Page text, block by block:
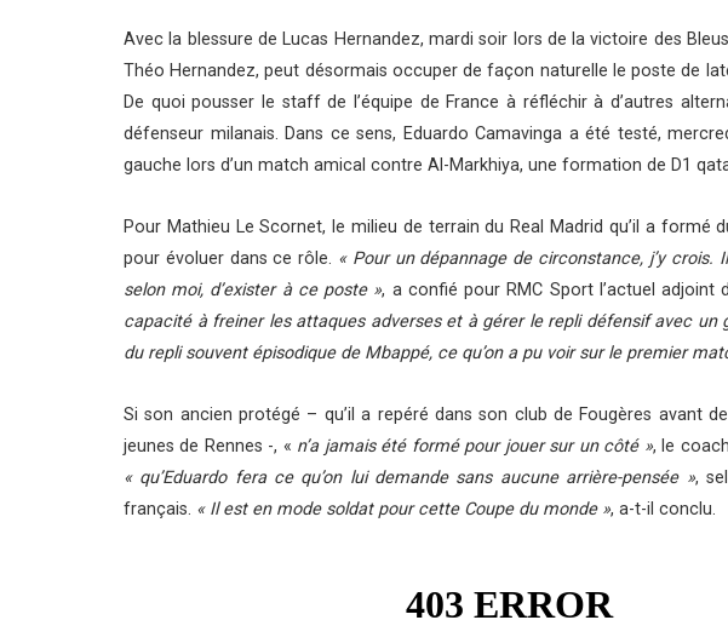
Avec la blessure de Lucas Hernandez, mardi soir lors de la victoire des
Théo Hernandez, peut désormais occuper de façon naturelle le poste de
De quoi pousser le staff de l’équipe de France à réfléchir à d’autres
défenseur milanais. Dans ce sens, Eduardo Camavinga a été testé,
gauche lors d’un match amical contre Al-Markhiya, une formation de D1
Pour Mathieu Le Scornet, le milieu de terrain du Real Madrid qu’il a formé
pour évoluer dans ce rôle. « Pour un dépannage de circonstance, j’y
selon moi, d’exister à ce poste », a confié pour RMC Sport l’actuel adjoint
capacité à freiner les attaques adverses et à gérer le repli défensif avec un
du repli souvent épisodique de Mbappé, ce qu’on a pu voir sur le premier
Si son ancien protégé – qu’il a repéré dans son club de Fougères avant
jeunes de Rennes -, « n’a jamais été formé pour jouer sur un côté », le
« qu’Eduardo fera ce qu’on lui demande sans aucune arrière-pensée »,
français. « Il est en mode soldat pour cette Coupe du monde », a-t-il conclu.